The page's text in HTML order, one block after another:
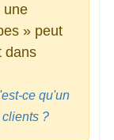
une
» peut
dans
ce qu'un
clients ?